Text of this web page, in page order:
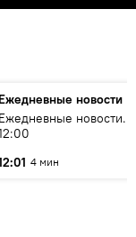
Ежедневные новости
Ежедневные новости.
4 мин